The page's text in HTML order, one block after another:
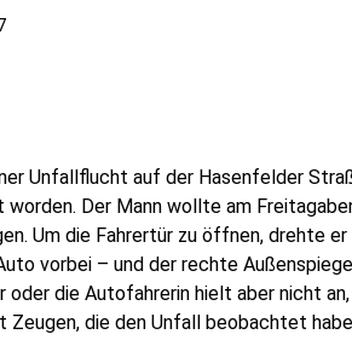
Unfallflucht auf der Hasenfelder
Der Mann wollte am
Um die Fahrertür zu öffnen, drehte er
vorbei – und der rechte
die Autofahrerin hielt aber nicht
die den Unfall beobachtet